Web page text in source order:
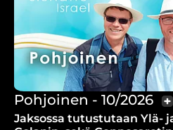
Pohjoinen - 10/2026
Jaksossa tutustutaan Ylä-